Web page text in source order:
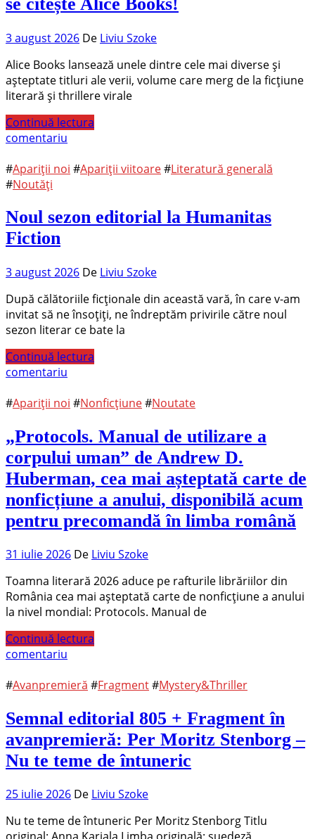
3 august 2026 De Liviu Szoke
Alice Books lansează unele dintre cele mai diverse și
așteptate titluri ale verii, volume care merg de la ficțiune
literară și thrillere virale
Continuă lectura
comentariu
#Apariții noi #Apariții viitoare#Literatură generală
#Noutăți
​Noul sezon editorial la Humanitas
Fiction
3 august 2026 De Liviu Szoke
După călătoriile ficționale din această vară, în care v-am
invitat să ne însoțiți, ne îndreptăm privirile către noul
sezon literar ce bate la
Continuă lectura
comentariu
#Apariții noi #Nonficțiune#Noutate
„Protocols. Manual de utilizare a
corpului uman” de Andrew D.
Huberman, cea mai așteptată carte de
nonficțiune a anului, disponibilă acum
pentru precomandă în limba română
31 iulie 2026 De Liviu Szoke
Toamna literară 2026 aduce pe rafturile librăriilor din
România cea mai așteptată carte de nonficțiune a anului
la nivel mondial: Protocols. Manual de
Continuă lectura
comentariu
#Avanpremieră #Fragment#Mystery&Thriller
Semnal editorial 805 + Fragment în
avanpremieră: Per Moritz Stenborg –
Nu te teme de întuneric
25 iulie 2026 De Liviu Szoke
Nu te teme de întuneric Per Moritz Stenborg Titlu